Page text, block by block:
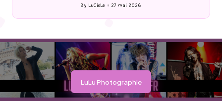
by
LuCioLe 27 mai 2026
LuLu Photographie